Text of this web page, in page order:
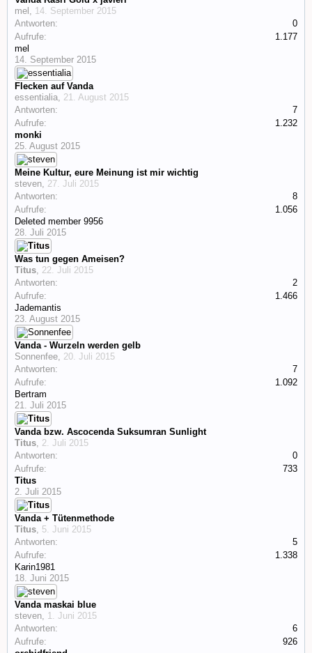
mel , 14. September 2015
Antworten:
0
Aufrufe:
1.177
mel
14. September 2015
Flecken auf Vanda
essentialia, 21. August 2015
Antworten:
7
Aufrufe:
1.232
monki
25. August 2015
Meine Kultur, eure Meinung ist mir wichtig
steven, 27. Juli 2015
Antworten:
8
Aufrufe:
1.056
Deleted member 9956
28. Juli 2015
Was tun gegen Ameisen?
Titus, 22. Juli 2015
Antworten:
2
Aufrufe:
1.466
Jademantis
23. August 2015
Vanda - Wurzeln werden gelb
Sonnenfee, 20. Juli 2015
Antworten:
7
Aufrufe:
1.092
Bertram
21. Juli 2015
Vanda bzw. Ascocenda Suksumran Sunlight
Titus, 2. Juli 2015
Antworten:
0
Aufrufe:
733
Titus
2. Juli 2015
Vanda + Tütenmethode
Titus, 5. Juni 2015
Antworten:
5
Aufrufe:
1.338
Karin1981
18. Juni 2015
Vanda maskai blue
steven, 1. Juni 2015
Antworten:
6
Aufrufe:
926